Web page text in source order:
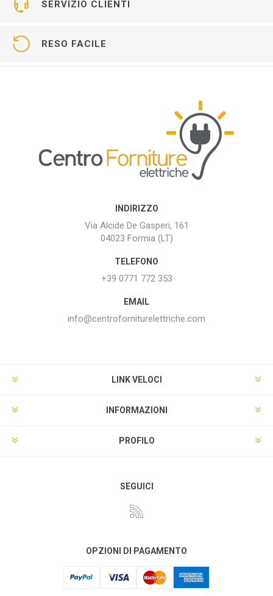
SERVIZIO CLIENTI
RESO FACILE
INDIRIZZO
Via Alcide De Gasperi, 161
04023 Formia (LT)
TELEFONO
+39 0771 772 353
EMAIL
info@centroforniturelettriche.com
LINK VELOCI
INFORMAZIONI
PROFILO
SEGUICI
OPZIONI DI PAGAMENTO